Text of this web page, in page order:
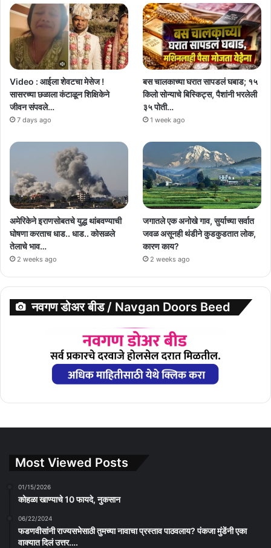
Video : आईला शेवटचा मेसेज !
सासरच्या छळाला कंटाळून शिक्षिकेने
जीवन संपवले…
7 days ago
बस चालकाच्या घरात सापडलं घबाड; १५
किलो सोन्याचे बिस्किट्स, पैशांनी भरलेली
३५ पोती…
1 week ago
अमेरिकेने इराणसोबतचे युद्ध थांबवण्याची
घोषणा करताच धाड.. धाड.. कोसळले
तेलाचे भाव…
2 weeks ago
जगातले एक अनोखे गाव, सुर्याच्या सर्वात
जवळ असूनही थंडीने कुडकुडतात लोक,
कारण काय?
2 weeks ago
नवगण डोअर बीड / Navgan Doors Beed
Most Viewed Posts
01/15/2026
कोहळा खाण्याचे 10 फायदे, नुकसान
06/22/2024
फडणवीसांनी राज्यसभेसाठी तुमच्या नावाचा प्रस्ताव पाठवलाय? पंकजा मुंडेंनी एका
वाक्यात दिलं उत्तर….